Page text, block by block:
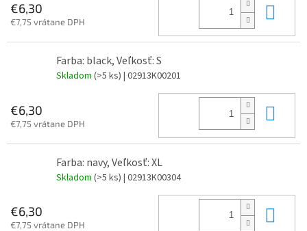
€6,30
€7,75 vrátane DPH
Farba: black, Veľkosť: S
Skladom (>5 ks) | 02913K00201
€6,30
€7,75 vrátane DPH
Farba: navy, Veľkosť: XL
Skladom (>5 ks) | 02913K00304
€6,30
€7,75 vrátane DPH